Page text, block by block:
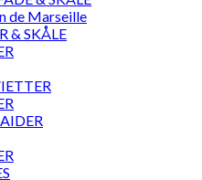
de Marseille
& SKÅLE